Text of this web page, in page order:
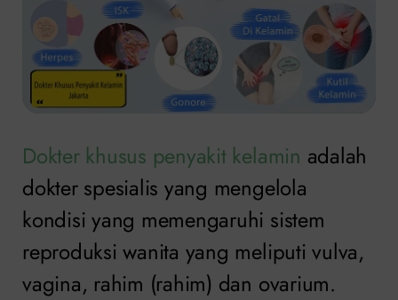
Dokter khusus penyakit kelamin adalah
dokter spesialis yang mengelola
kondisi yang memengaruhi sistem
reproduksi wanita yang meliputi vulva,
vagina, rahim (rahim) dan ovarium.